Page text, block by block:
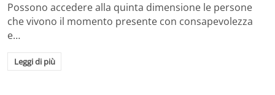
Possono accedere alla quinta dimensione le persone
che vivono il momento presente con consapevolezza
e…
Leggi di più